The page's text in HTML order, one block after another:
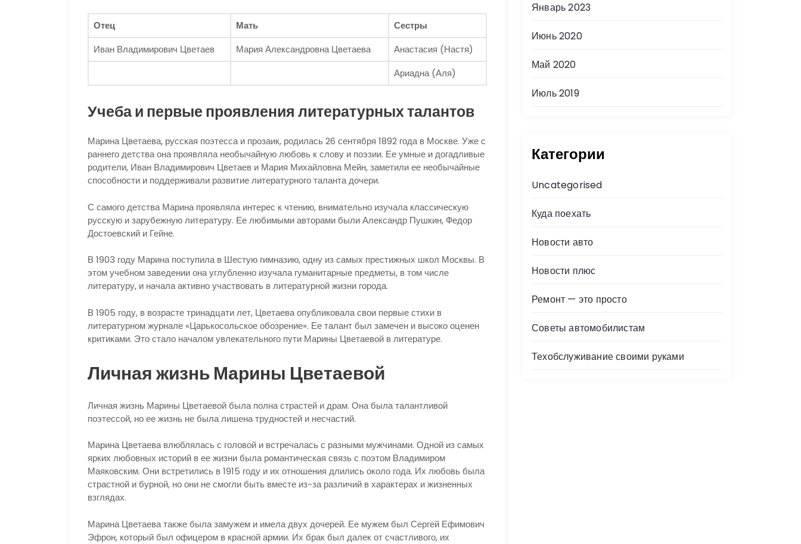
Отец Мать
Сестры
Иван Владимирович Цветаев
Мария Александровна Цветаева
Анастасия (Настя)
Ариадна (Аля)
Учеба и первые проявления литературных талантов
Марина Цветаева, русская поэтесса и прозаик, родилась 26 сентября 1892 года в Москве. Уже с
раннего детства она проявляла необычайную любовь к слову и поэзии. Ее умные и догадливые
родители, Иван Владимирович Цветаев и Мария Михайловна Мейн, заметили ее необычайные
способности и поддерживали развитие литературного таланта дочери.
С самого детства Марина проявляла интерес к чтению, внимательно изучала классическую
русскую и зарубежную литературу. Ее любимыми авторами были Александр Пушкин, Федор
Достоевский и Гейне.
В 1903 году Марина поступила в Шестую гимназию, одну из самых престижных школ Москвы. В
этом учебном заведении она углубленно изучала гуманитарные предметы, в том числе
литературу, и начала активно участвовать в литературной жизни города.
В 1905 году, в возрасте тринадцати лет, Цветаева опубликовала свои первые стихи в
литературном журнале «Царькосольское обозрение». Ее талант был замечен и высоко оценен
критиками. Это стало началом увлекательного пути Марины Цветаевой в литературе.
Личная жизнь Марины Цветаевой
Личная жизнь Марины Цветаевой была полна страстей и драм. Она была талантливой
поэтессой, но ее жизнь не была лишена трудностей и несчастий.
Марина Цветаева влюблялась с головой и встречалась с разными мужчинами. Одной из самых
ярких любовных историй в ее жизни была романтическая связь с поэтом Владимиром
Маяковским. Они встретились в 1915 году и их отношения длились около года. Их любовь была
страстной и бурной, но они не смогли быть вместе из-за различий в характерах и жизненных
взглядах.
Марина Цветаева также была замужем и имела двух дочерей. Ее мужем был Сергей Ефимович
Эфрон, который был офицером в красной армии. Их брак был далек от счастливого, их
Январь 2023
Июнь 2020
Май 2020
Июль 2019
Категории
Uncategorised
Куда поехать
Новости авто
Новости плюс
Ремонт — это просто
Советы автомобилистам
Техобслуживание своими руками